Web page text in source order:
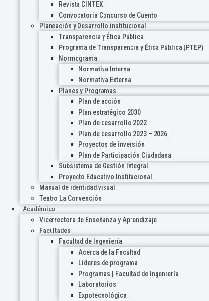
Revista CINTEX
Convocatoria Concurso de Cuento
Planeación y Desarrollo institucional
Transparencia y Ética Pública
Programa de Transparencia y Ética Pública (PTEP)
Normograma
Normativa Interna
Normativa Externa
Planes y Programas
Plan de acción
Plan estratégico 2030
Plan de desarrollo 2022
Plan de desarrollo 2023 – 2026
Proyectos de inversión
Plan de Participación Ciudadana
Subsistema de Gestión Integral
Proyecto Educativo Institucional
Manual de identidad visual
Teatro La Convención
Académico
Vicerrectora de Enseñanza y Aprendizaje
Facultades
Facultad de Ingeniería
Acerca de la Facultad
Líderes de programa
Programas | Facultad de Ingeniería
Laboratorios
Expotecnológica